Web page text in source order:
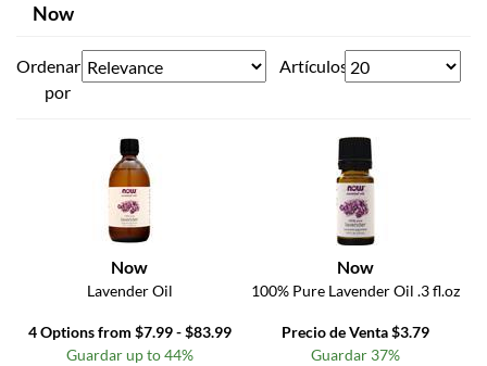
Now
Ordenar
por
Artículos
Now
Lavender Oil
4 Options from $7.99 - $83.99
Guardar up to 44%
Now
100% Pure Lavender Oil .3 fl.oz
Precio de Venta $3.79
Guardar 37%